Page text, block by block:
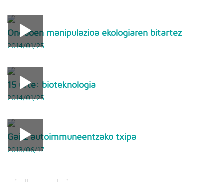
Onddoen manipulazioa ekologiaren bitartez
2014/01/25
15 urte: bioteknologia
2014/01/25
Gaitz autoimmuneentzako txipa
2013/06/17